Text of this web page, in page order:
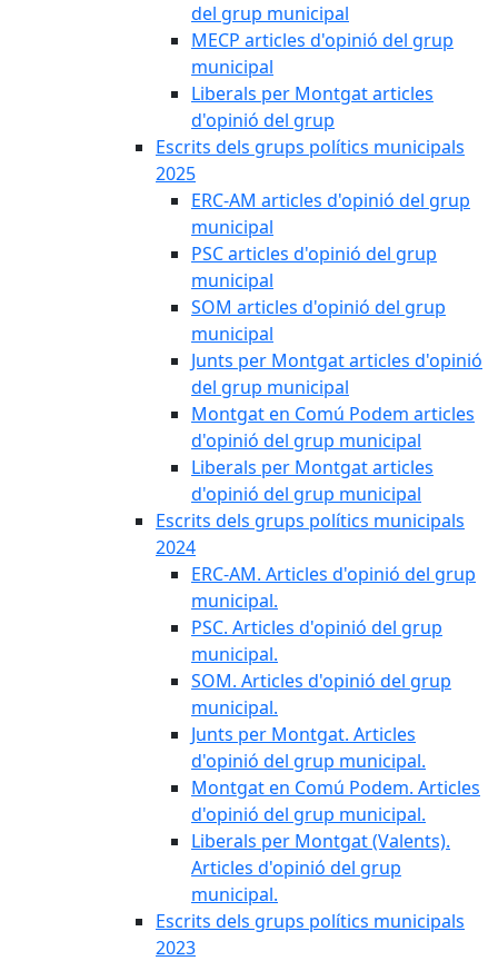
del grup municipal
MECP articles d'opinió del grup
municipal
Liberals per Montgat articles
d'opinió del grup
Escrits dels grups polítics municipals
2025
ERC-AM articles d'opinió del grup
municipal
PSC articles d'opinió del grup
municipal
SOM articles d'opinió del grup
municipal
Junts per Montgat articles d'opinió
del grup municipal
Montgat en Comú Podem articles
d'opinió del grup municipal
Liberals per Montgat articles
d'opinió del grup municipal
Escrits dels grups polítics municipals
2024
ERC-AM. Articles d'opinió del grup
municipal.
PSC. Articles d'opinió del grup
municipal.
SOM. Articles d'opinió del grup
municipal.
Junts per Montgat. Articles
d'opinió del grup municipal.
Montgat en Comú Podem. Articles
d'opinió del grup municipal.
Liberals per Montgat (Valents).
Articles d'opinió del grup
municipal.
Escrits dels grups polítics municipals
2023